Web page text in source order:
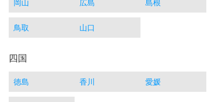
岡山 広島 島根
鳥取 山口
四国
徳島 香川 愛媛